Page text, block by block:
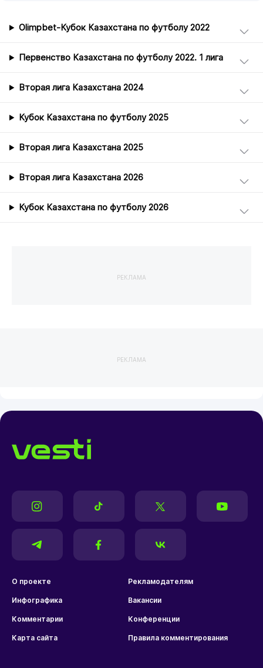
Olimpbet-Кубок Казахстана по футболу 2022
Первенство Казахстана по футболу 2022. 1 лига
Вторая лига Казахстана 2024
Кубок Казахстана по футболу 2025
Вторая лига Казахстана 2025
Вторая лига Казахстана 2026
Кубок Казахстана по футболу 2026
РЕКЛАМА
РЕКЛАМА
О проекте Рекламодателям
Инфографика Вакансии
Комментарии Конференции
Карта сайта Правила комментирования